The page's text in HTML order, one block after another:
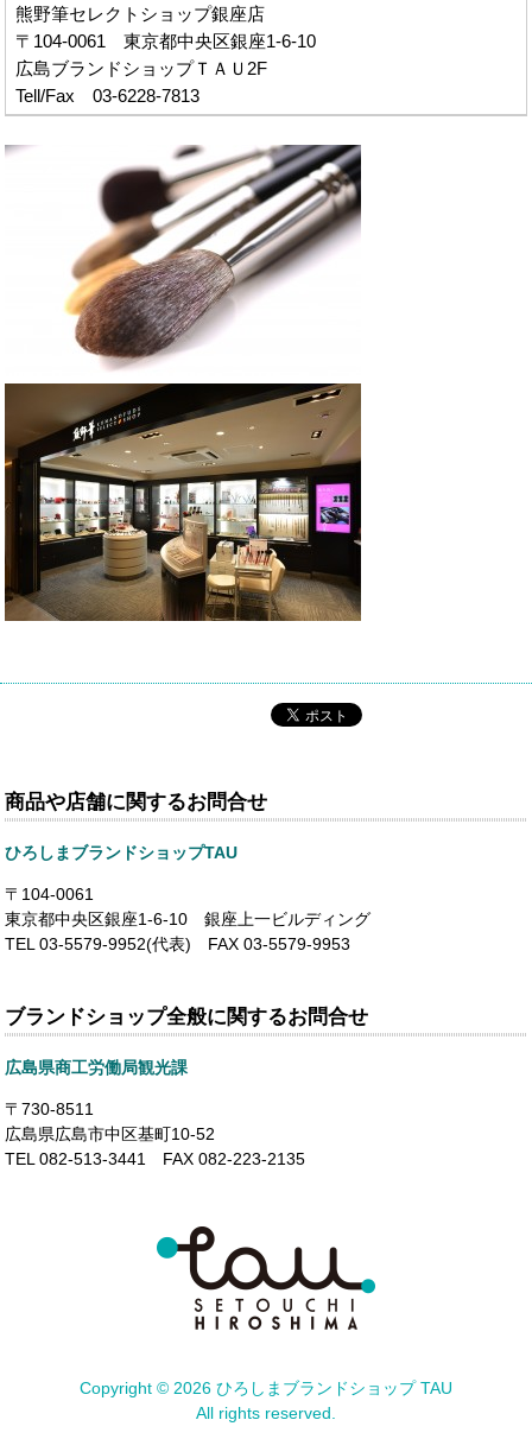
熊野筆セレクトショップ銀座店
〒104-0061 東京都中央区銀座1-6-10
広島ブランドショップＴＡＵ2F
Tell/Fax 03-6228-7813
商品や店舗に関するお問合せ
ひろしまブランドショップTAU
〒104-0061
東京都中央区銀座1-6-10 銀座上一ビルディング
TEL 03-5579-9952(代表) FAX 03-5579-9953
ブランドショップ全般に関するお問合せ
広島県商工労働局観光課
〒730-8511
広島県広島市中区基町10-52
TEL 082-513-3441 FAX 082-223-2135
Copyright © 2026 ひろしまブランドショップ TAU
All rights reserved.